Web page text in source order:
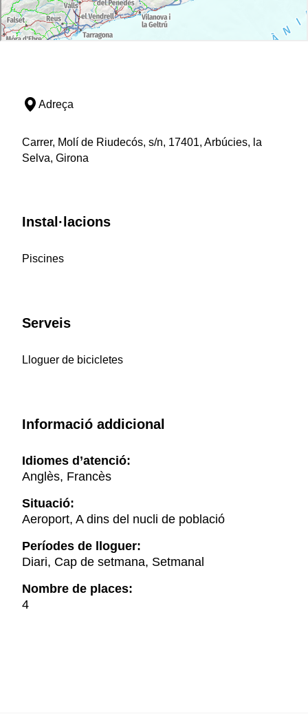
Adreça
Carrer, Molí de Riudecós, s/n, 17401, Arbúcies, la
Selva, Girona
Instal·lacions
Piscines
Serveis
Lloguer de bicicletes
Informació addicional
Idiomes d’atenció:
Anglès, Francès
Situació:
Aeroport, A dins del nucli de població
Períodes de lloguer:
Diari, Cap de setmana, Setmanal
Nombre de places:
4